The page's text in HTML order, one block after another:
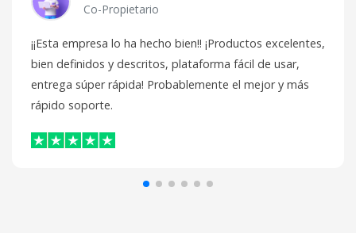
Co-Propietario
¡¡Esta empresa lo ha hecho bien!! ¡Productos excelentes,
bien definidos y descritos, plataforma fácil de usar,
entrega súper rápida! Probablemente el mejor y más
rápido soporte.